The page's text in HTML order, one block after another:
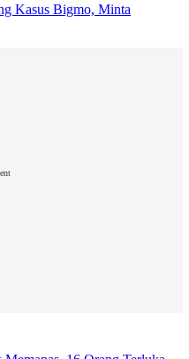
Kasus Bigmo, Minta